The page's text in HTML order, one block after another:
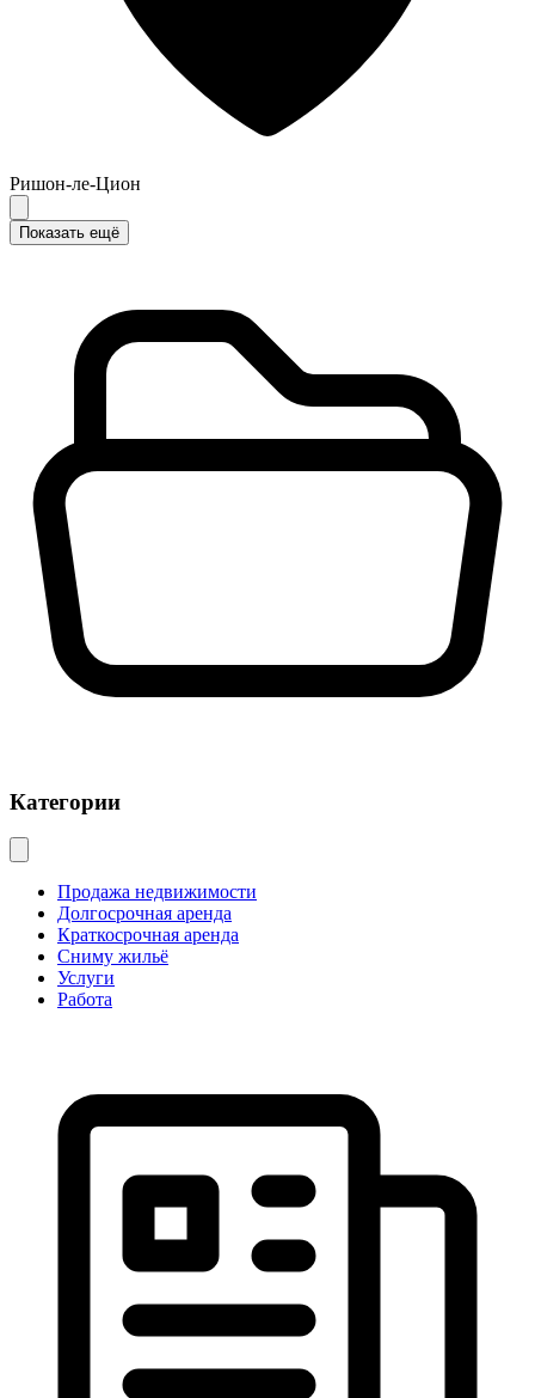
Ришон-ле-Цион
Показать ещё
Категории
Продажа недвижимости
Долгосрочная аренда
Краткосрочная аренда
Сниму жильё
Услуги
Работа